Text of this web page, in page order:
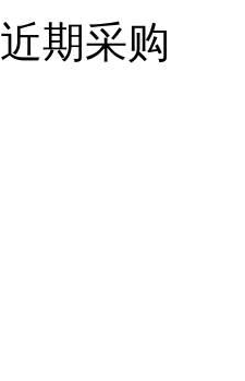
近期采购